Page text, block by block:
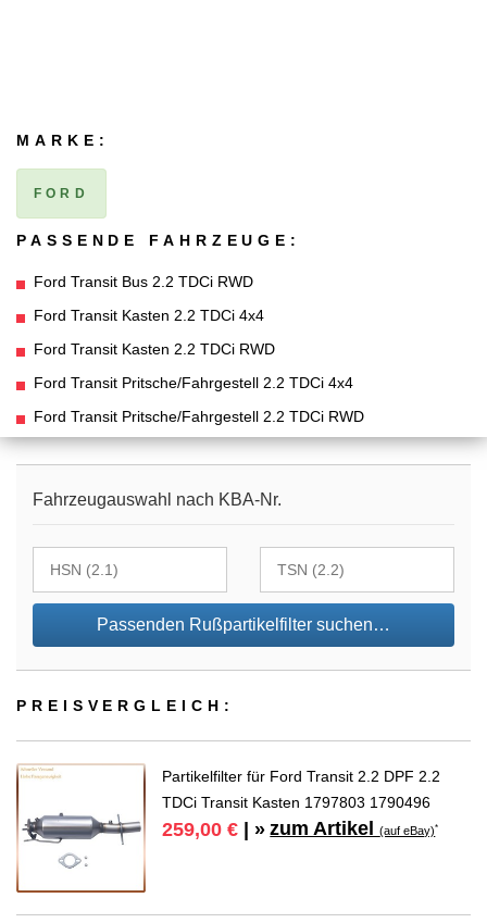
MARKE:
FORD
PASSENDE FAHRZEUGE:
Ford Transit Bus 2.2 TDCi RWD
Ford Transit Kasten 2.2 TDCi 4x4
Ford Transit Kasten 2.2 TDCi RWD
Ford Transit Pritsche/Fahrgestell 2.2 TDCi 4x4
Ford Transit Pritsche/Fahrgestell 2.2 TDCi RWD
Fahrzeugauswahl nach KBA-Nr.
Passenden Rußpartikelfilter suchen…
PREIS­VER­GLEICH:
Partikelfilter für Ford Transit 2.2 DPF 2.2
TDCi Transit Kasten 1797803 1790496
259,00 € | » zum Artikel(auf eBay)*